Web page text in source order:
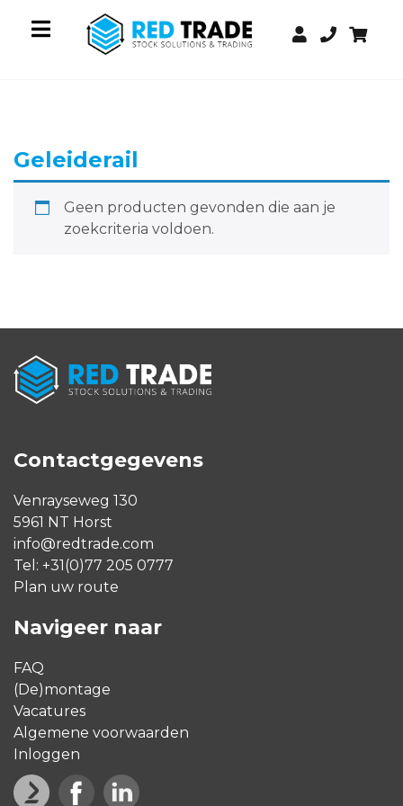
Geleiderail
Geen producten gevonden die aan je
zoekcriteria voldoen.
Contactgegevens
Venrayseweg 130
5961 NT Horst
info@redtrade.com
Tel: +31(0)77 205 0777
Plan uw route
Navigeer naar
FAQ
(De)montage
Vacatures
Algemene voorwaarden
Inloggen